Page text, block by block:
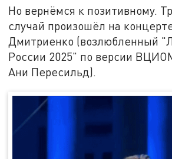
Но вернёмся к позитивному.
случай произошёл на
Дмитриенко (возлюбленный
России 2025" по версии
Ани Пересильд).